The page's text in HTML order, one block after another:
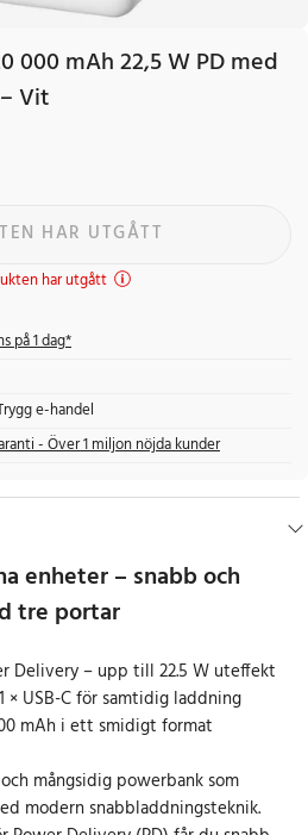
000 mAh 22,5 W PD med
Vit
HAR UTGÅTT
har utgått
på 1 dag*
e-handel
- Över 1 miljon nöjda kunder
enheter – snabb och
tre portar
Delivery – upp till 22.5 W uteffekt
× USB-C för samtidig laddning
mAh i ett smidigt format
mångsidig powerbank som
modern snabbladdningsteknik.